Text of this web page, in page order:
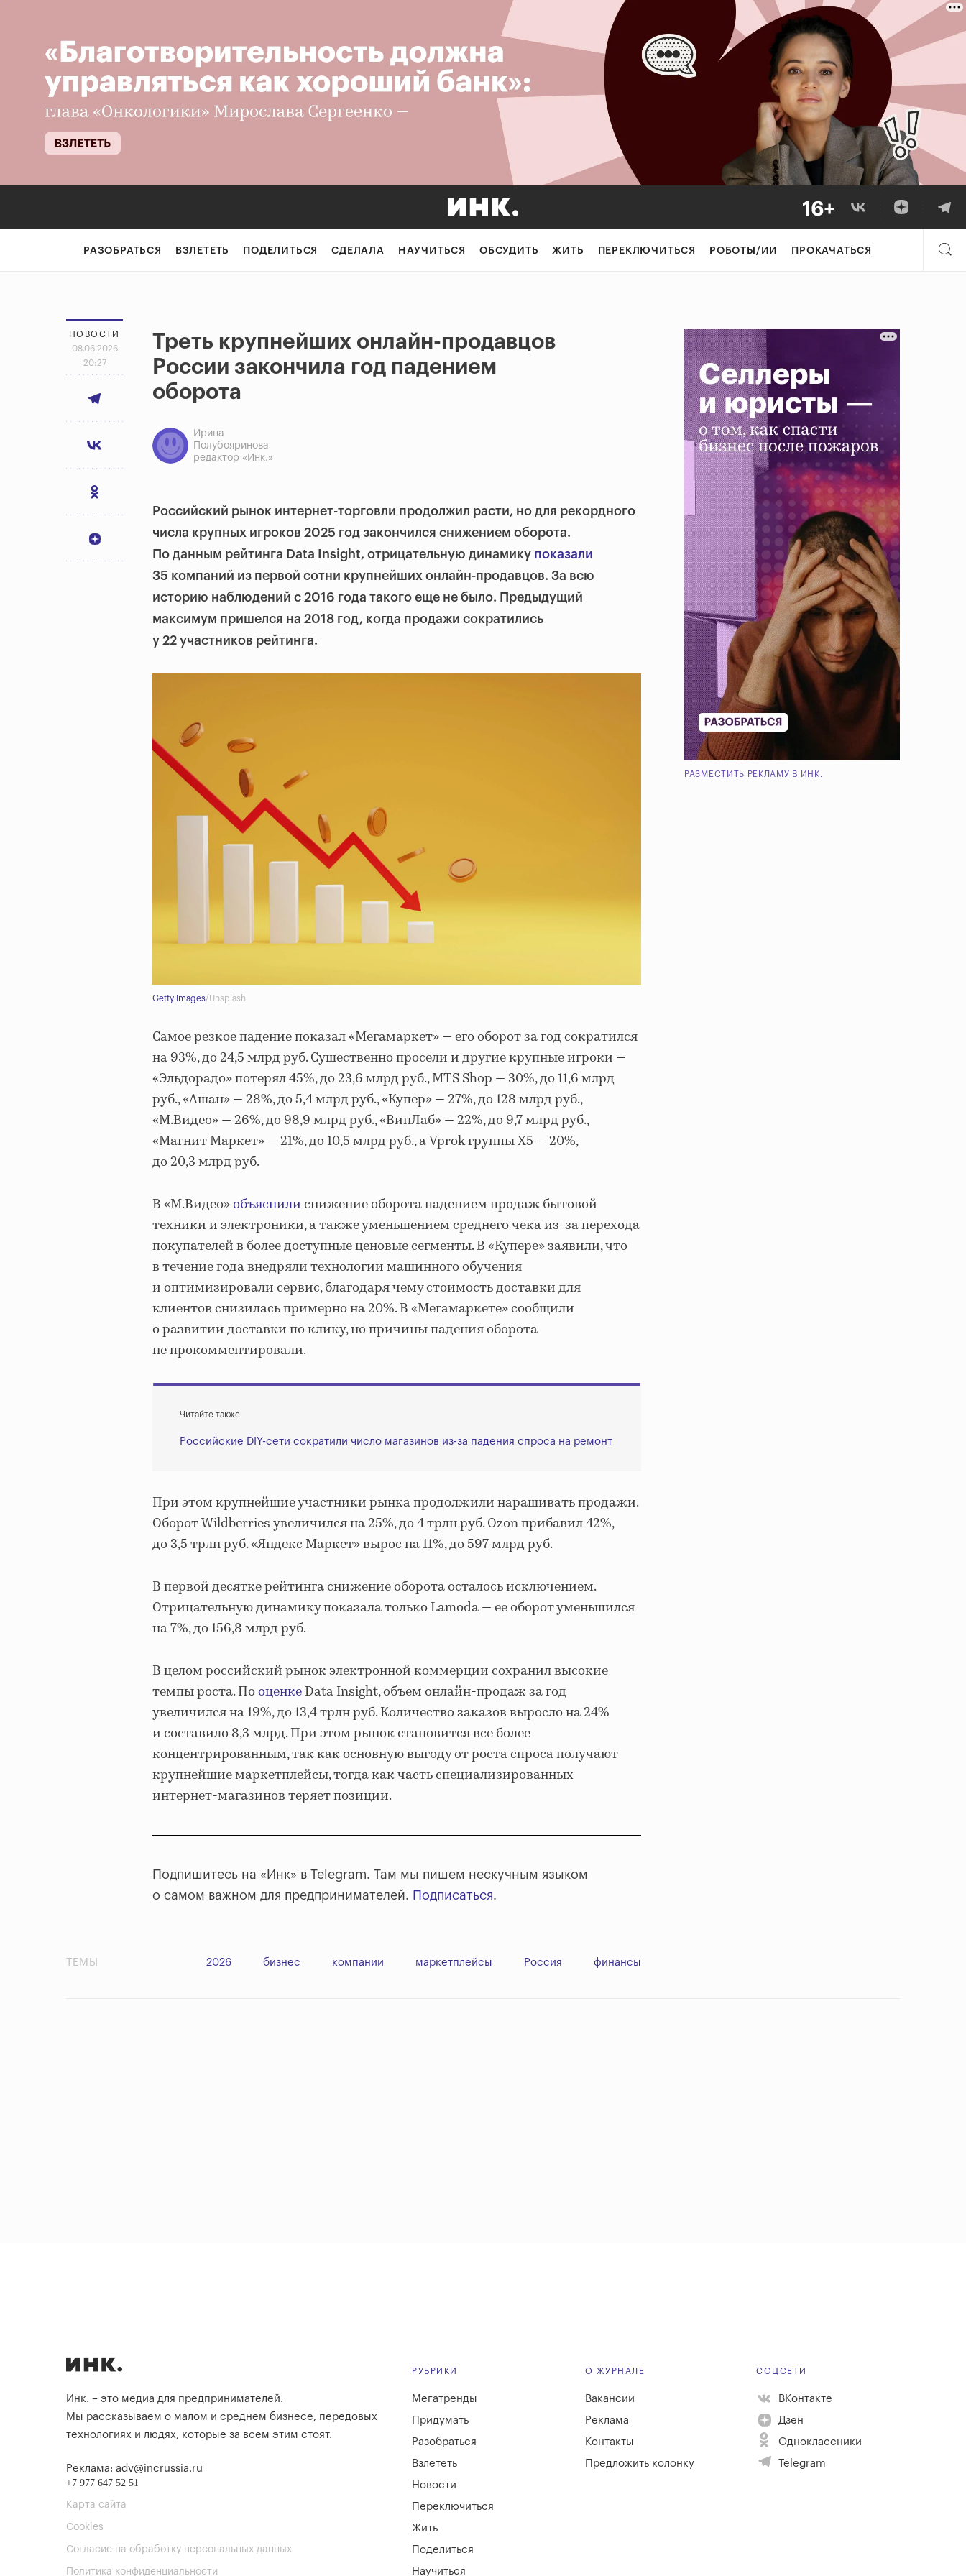
РАЗОБРАТЬСЯ ВЗЛЕТЕТЬ ПОДЕЛИТЬСЯ СДЕЛАЛА НАУЧИТЬСЯ ОБСУДИТЬ ЖИТЬ ПЕРЕКЛЮЧИТЬСЯ РОБОТЫ/ИИ ПРОКАЧАТЬСЯ
НОВОСТИ
08.06.2026
20:27
Треть крупнейших онлайн-продавцов
России закончила год падением
оборота
Ирина
Полубояринова
редактор «Инк.»
Российский рынок интернет-торговли продолжил расти, но для рекордного
числа крупных игроков 2025 год закончился снижением оборота.
По данным рейтинга Data Insight, отрицательную динамику показали
35 компаний из первой сотни крупнейших онлайн-продавцов. За всю
историю наблюдений с 2016 года такого еще не было. Предыдущий
максимум пришелся на 2018 год, когда продажи сократились
у 22 участников рейтинга.
Getty Images/Unsplash
Самое резкое падение показал «Мегамаркет» — его оборот за год сократился
на 93%, до 24,5 млрд руб. Существенно просели и другие крупные игроки —
«Эльдорадо» потерял 45%, до 23,6 млрд руб., MTS Shop — 30%, до 11,6 млрд
руб., «Ашан» — 28%, до 5,4 млрд руб., «Купер» — 27%, до 128 млрд руб.,
«М.Видео» — 26%, до 98,9 млрд руб., «ВинЛаб» — 22%, до 9,7 млрд руб.,
«Магнит Маркет» — 21%, до 10,5 млрд руб., а Vprok группы X5 — 20%,
до 20,3 млрд руб.
В «М.Видео»объяснилиснижение оборота падением продаж бытовой
техники и электроники, а также уменьшением среднего чека из-за перехода
покупателей в более доступные ценовые сегменты. В «Купере» заявили, что
в течение года внедряли технологии машинного обучения
и оптимизировали сервис, благодаря чему стоимость доставки для
клиентов снизилась примерно на 20%. В «Мегамаркете» сообщили
о развитии доставки по клику, но причины падения оборота
не прокомментировали.
Читайте также
Российские DIY-сети сократили число магазинов из-за падения спроса на ремонт
При этом крупнейшие участники рынка продолжили наращивать продажи.
Оборот Wildberries увеличился на 25%, до 4 трлн руб. Ozon прибавил 42%,
до 3,5 трлн руб. «Яндекс Маркет» вырос на 11%, до 597 млрд руб.
В первой десятке рейтинга снижение оборота осталось исключением.
Отрицательную динамику показала только Lamoda — ее оборот уменьшился
на 7%, до 156,8 млрд руб.
В целом российский рынок электронной коммерции сохранил высокие
темпы роста. ПооценкеData Insight, объем онлайн-продаж за год
увеличился на 19%, до 13,4 трлн руб. Количество заказов выросло на 24%
и составило 8,3 млрд. При этом рынок становится все более
концентрированным, так как основную выгоду от роста спроса получают
крупнейшие маркетплейсы, тогда как часть специализированных
интернет-магазинов теряет позиции.
Подпишитесь на «Инк» в Telegram. Там мы пишем нескучным языком
о самом важном для предпринимателей. Подписаться.
РАЗМЕСТИТЬ РЕКЛАМУ В ИНК.
ТЕМЫ 2026 бизнес компании маркетплейсы Россия финансы
Инк. – это медиа для предпринимателей.
Мы рассказываем о малом и среднем бизнесе, передовых
технологиях и людях, которые за всем этим стоят.
Реклама: adv@incrussia.ru
+7 977 647 52 51
Карта сайта
Cookies
Согласие на обработку персональных данных
Политика конфиденциальности
РУБРИКИ
Мегатренды
Придумать
Разобраться
Взлететь
Новости
Переключиться
Жить
Поделиться
Научиться
О ЖУРНАЛЕ
Вакансии
Реклама
Контакты
Предложить колонку
СОЦСЕТИ
ВКонтакте
Дзен
Одноклассники
Telegram